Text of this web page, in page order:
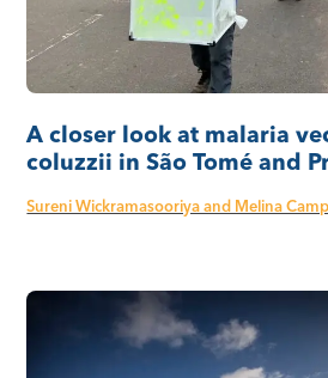
A closer look at malaria
coluzzii in São Tomé and
Sureni Wickramasooriya and Melina